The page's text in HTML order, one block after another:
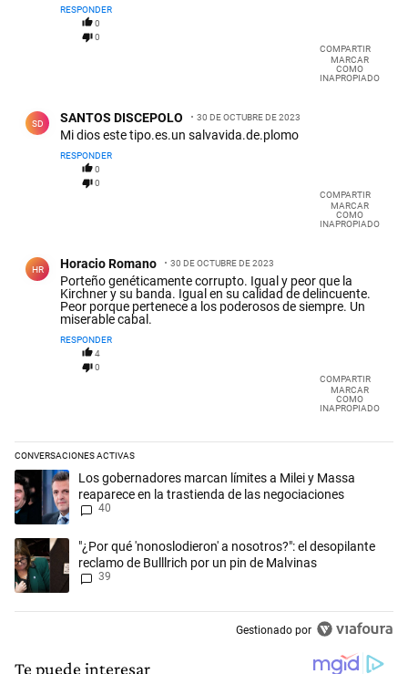
serenidad y seriedad, no venden, los votos fueron para el
populismo de derecha y de izquierda. Después de media
gestión veremos dónde estamos parados.
RESPONDER
0
0
COMPARTIR
MARCAR
COMO
INAPROPIADO
SD SANTOS DISCEPOLO 30 DE OCTUBRE DE 2023
Mi dios este tipo.es.un salvavida.de.plomo
RESPONDER
0
0
COMPARTIR
MARCAR
COMO
INAPROPIADO
HR Horacio Romano 30 DE OCTUBRE DE 2023
Porteño genéticamente corrupto. Igual y peor que la
Kirchner y su banda. Igual en su calidad de delincuente.
Peor porque pertenece a los poderosos de siempre. Un
miserable cabal.
RESPONDER
4
0
COMPARTIR
MARCAR
COMO
INAPROPIADO
CONVERSACIONES ACTIVAS
Este listado muestra los artículos con más comentarios en los
Un artículo de tendencia con el título "Los gobernadores marcan
Los gobernadores marcan límites a Milei y Massa
reaparece en la trastienda de las negociaciones
40
Un artículo de tendencia con el título ""¿Por qué 'nonoslodieron' a
"¿Por qué 'nonoslodieron' a nosotros?": el desopilante
reclamo de Bulllrich por un pin de Malvinas
39
Gestionado por